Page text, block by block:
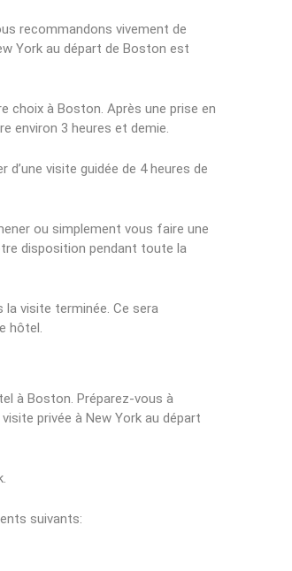
recommandons vivement de
York au départ de Boston est
choix à Boston. Après une prise en
environ 3 heures et demie.
visite guidée de 4 heures de
ou simplement vous faire une
disposition pendant toute la
visite terminée. Ce sera
hôtel.
à Boston. Préparez-vous à
privée à New York au départ
suivants: